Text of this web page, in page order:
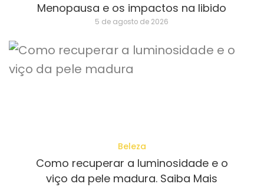
Menopausa e os impactos na libido
5 de agosto de 2026
Beleza
Como recuperar a luminosidade e o
viço da pele madura. Saiba Mais